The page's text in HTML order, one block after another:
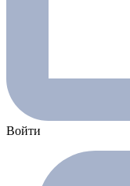
Войти